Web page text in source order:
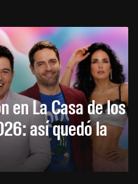
en La Casa de los
así quedó la